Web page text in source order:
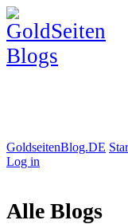
GoldseitenBlog.DE
Log in
Alle Blogs